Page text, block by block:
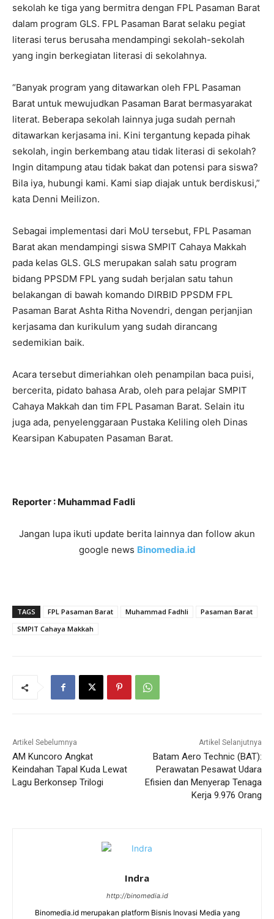
sekolah ke tiga yang bermitra dengan FPL Pasaman Barat
dalam program GLS. FPL Pasaman Barat selaku pegiat
literasi terus berusaha mendampingi sekolah-sekolah
yang ingin berkegiatan literasi di sekolahnya.
“Banyak program yang ditawarkan oleh FPL Pasaman
Barat untuk mewujudkan Pasaman Barat bermasyarakat
literat. Beberapa sekolah lainnya juga sudah pernah
ditawarkan kerjasama ini. Kini tergantung kepada pihak
sekolah, ingin berkembang atau tidak literasi di sekolah?
Ingin ditampung atau tidak bakat dan potensi para siswa?
Bila iya, hubungi kami. Kami siap diajak untuk berdiskusi,”
kata Denni Meilizon.
Sebagai implementasi dari MoU tersebut, FPL Pasaman
Barat akan mendampingi siswa SMPIT Cahaya Makkah
pada kelas GLS. GLS merupakan salah satu program
bidang PPSDM FPL yang sudah berjalan satu tahun
belakangan di bawah komando DIRBID PPSDM FPL
Pasaman Barat Ashta Ritha Novendri, dengan perjanjian
kerjasama dan kurikulum yang sudah dirancang
sedemikian baik.
Acara tersebut dimeriahkan oleh penampilan baca puisi,
bercerita, pidato bahasa Arab, oleh para pelajar SMPIT
Cahaya Makkah dan tim FPL Pasaman Barat. Selain itu
juga ada, penyelenggaraan Pustaka Keliling oleh Dinas
Kearsipan Kabupaten Pasaman Barat.
Reporter : Muhammad Fadli
Jangan lupa ikuti update berita lainnya dan follow akun
google news Binomedia.id
TAGS FPL Pasaman Barat Muhammad Fadhli
Pasaman Barat
SMPIT Cahaya Makkah
Artikel Sebelumnya
AM Kuncoro Angkat
Keindahan Tapal Kuda Lewat
Lagu Berkonsep Trilogi
Artikel Selanjutnya
Batam Aero Technic (BAT):
Perawatan Pesawat Udara
Efisien dan Menyerap Tenaga
Kerja 9.976 Orang
Indra
http://binomedia.id
Binomedia.id merupakan platform Bisnis Inovasi Media yang